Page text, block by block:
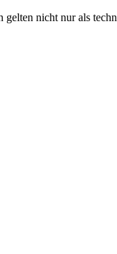
nicht nur als